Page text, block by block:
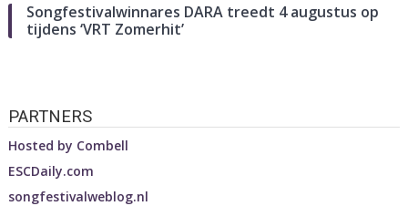
Songfestivalwinnares DARA treedt 4 augustus op
tijdens ‘VRT Zomerhit’
PARTNERS
Hosted by Combell
ESCDaily.com
songfestivalweblog.nl